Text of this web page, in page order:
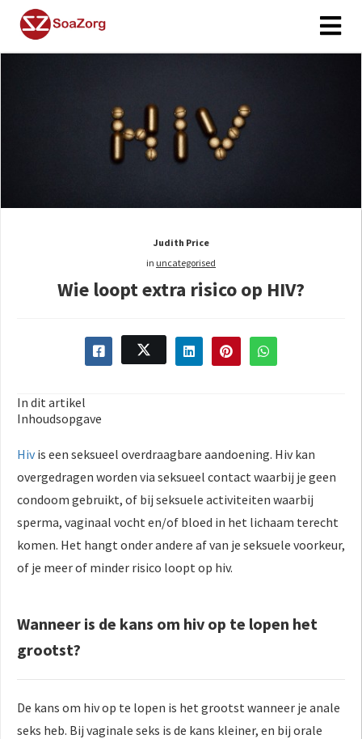
Judith Price
in uncategorised
Wie loopt extra risico op HIV?
In dit artikel
Inhoudsopgave
Hivis een seksueel overdraagbare aandoening. Hiv kan
overgedragen worden via seksueel contact waarbij je geen
condoom gebruikt, of bij seksuele activiteiten waarbij
sperma, vaginaal vocht en/of bloed in het lichaam terecht
komen. Het hangt onder andere af van je seksuele voorkeur,
of je meer of minder risico loopt op hiv.
Wanneer is de kans om hiv op te lopen het
grootst?
De kans om hiv op te lopen is het grootst wanneer je anale
seks heb. Bij vaginale seks is de kans kleiner, en bij orale